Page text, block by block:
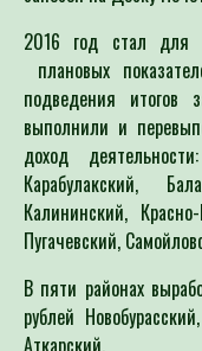
2016 год стал для
плановых
подведения итогов
выполнили и
доход
Карабулакский,
Калининский,
Пугачевский,
В пяти районах
рублей
Аткарский.